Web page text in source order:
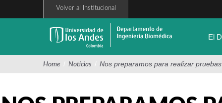
Volver al Institucional
El
Home / Noticias / Nos preparamos para realizar